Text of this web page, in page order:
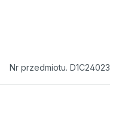
Nr przedmiotu. D1C24023